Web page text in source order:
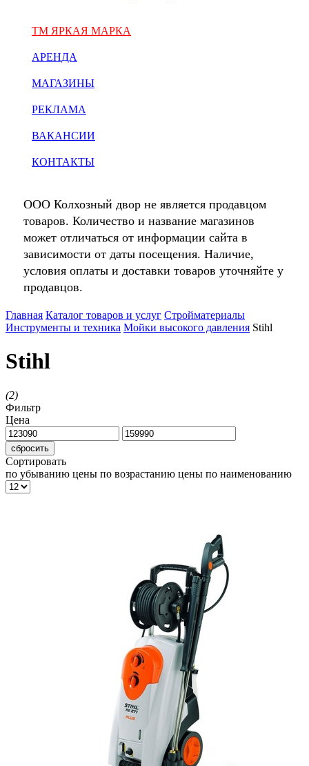
ТМ ЯРКАЯ МАРКА
АРЕНДА
МАГАЗИНЫ
РЕКЛАМА
ВАКАНСИИ
КОНТАКТЫ
ООО Колхозный двор не является продавцом
товаров. Количество и название магазинов
может отличаться от информации сайта в
зависимости от даты посещения. Наличие,
условия оплаты и доставки товаров уточняйте у
продавцов.
Главная Каталог товаров и услуг Стройматериалы
Инструменты и техника Мойки высокого давления Stihl
Stihl
(2)
Фильтр
Цена
сбросить
Сортировать
по убыванию цены по возрастанию цены по наименованию